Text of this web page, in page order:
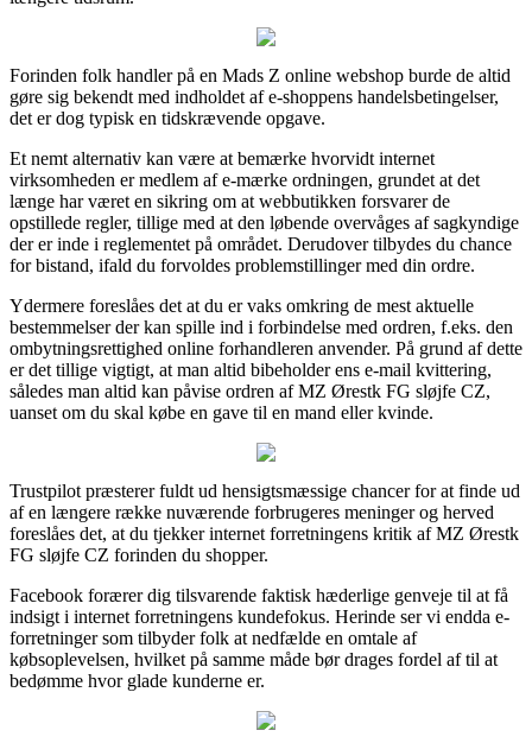
Forinden folk handler på en Mads Z online webshop burde de altid
gøre sig bekendt med indholdet af e-shoppens handelsbetingelser,
det er dog typisk en tidskrævende opgave.
Et nemt alternativ kan være at bemærke hvorvidt internet
virksomheden er medlem af e-mærke ordningen, grundet at det
længe har været en sikring om at webbutikken forsvarer de
opstillede regler, tillige med at den løbende overvåges af sagkyndige
der er inde i reglementet på området. Derudover tilbydes du chance
for bistand, ifald du forvoldes problemstillinger med din ordre.
Ydermere foreslåes det at du er vaks omkring de mest aktuelle
bestemmelser der kan spille ind i forbindelse med ordren, f.eks. den
ombytningsrettighed online forhandleren anvender. På grund af dette
er det tillige vigtigt, at man altid bibeholder ens e-mail kvittering,
således man altid kan påvise ordren af MZ Ørestk FG sløjfe CZ,
uanset om du skal købe en gave til en mand eller kvinde.
Trustpilot præsterer fuldt ud hensigtsmæssige chancer for at finde ud
af en længere række nuværende forbrugeres meninger og herved
foreslåes det, at du tjekker internet forretningens kritik af MZ Ørestk
FG sløjfe CZ forinden du shopper.
Facebook forærer dig tilsvarende faktisk hæderlige genveje til at få
indsigt i internet forretningens kundefokus. Herinde ser vi endda e-
forretninger som tilbyder folk at nedfælde en omtale af
købsoplevelsen, hvilket på samme måde bør drages fordel af til at
bedømme hvor glade kunderne er.